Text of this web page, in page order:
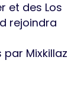
et des Los
rejoindra
Mixkillaz